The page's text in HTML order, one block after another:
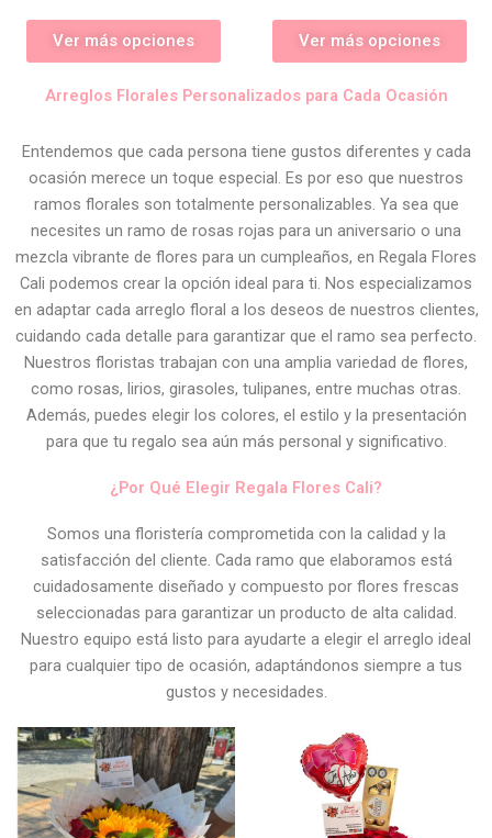
Ver más opciones Ver más opciones
Arreglos Florales Personalizados para Cada Ocasión
Entendemos que cada persona tiene gustos diferentes y cada
ocasión merece un toque especial. Es por eso que nuestros
ramos florales son totalmente personalizables. Ya sea que
necesites un ramo de rosas rojas para un aniversario o una
mezcla vibrante de flores para un cumpleaños, en Regala Flores
Cali podemos crear la opción ideal para ti. Nos especializamos
en adaptar cada arreglo floral a los deseos de nuestros clientes,
cuidando cada detalle para garantizar que el ramo sea perfecto.
Nuestros floristas trabajan con una amplia variedad de flores,
como rosas, lirios, girasoles, tulipanes, entre muchas otras.
Además, puedes elegir los colores, el estilo y la presentación
para que tu regalo sea aún más personal y significativo.
¿Por Qué Elegir Regala Flores Cali?
Somos una floristería comprometida con la calidad y la
satisfacción del cliente. Cada ramo que elaboramos está
cuidadosamente diseñado y compuesto por flores frescas
seleccionadas para garantizar un producto de alta calidad.
Nuestro equipo está listo para ayudarte a elegir el arreglo ideal
para cualquier tipo de ocasión, adaptándonos siempre a tus
gustos y necesidades.